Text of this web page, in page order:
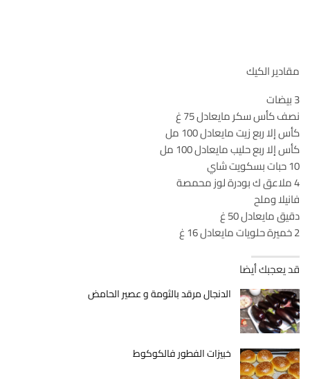
مقادير الكيك
3 بيضات
نصف كأس سكر مايعادل 75 غ
كأس إلا ربع زيت مايعادل 100 مل
كأس إلا ربع حليب مايعادل 100 مل
10 حبات بسكويت شاي
4 ملاعق ك بودرة لوز محمصة
فانيلا وملح
دقيق مايعادل 50 غ
2 خميرة حلويات مايعادل 16 غ
قد يعجبك أيضا
الدنجال مرقد بالثومة و عصير الحامض
خبيزات الفطور فالكوكوط